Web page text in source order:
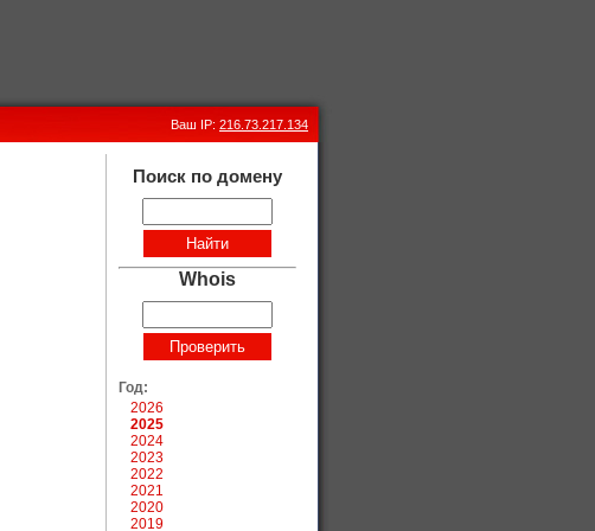
Ваш IP: 216.73.217.134
Поиск по домену
Whois
Год:
2026
2025
2024
2023
2022
2021
2020
2019